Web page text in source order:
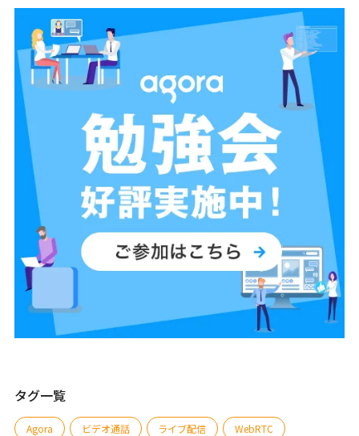
きな特徴です。長年にわたり開発と仕様策定が進められてきました
が、2021年にはW3CとIETFによって正式に標準化されました。これに
より、技術的な安定性やブラウザ間の互換性がさらに向上し、開発者
はより安心してWebRTCを様々なサービスへ組み込めるようになりま
した。 現在、WebRTCはオンライン会議システム、ビデオ/音声通話サ
ービス、ライブ配信プラットフォーム、オンライン教育、遠隔医療、
さらにはライブコマース、オンラインゲーム、メタバース空間での交
流といった多種多様なサービスで活用され、その重要性はますます高
まっています。 この記事では上記のようなWebRTCを使って実現でき
ることだけでなく、代表的なWebRTC用プラットフォームの商用サー
ビスとそのメリットを含めてご紹介します。今後も様々なサービスで
活用が進むWebRTCを知って、ぜひ自社のサービス開発にお役立てく
ださい。
タグ一覧
Agora ビデオ通話 ライブ配信 WebRTC